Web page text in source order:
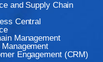
and Supply Chain
Central
Management
Engagement (CRM)